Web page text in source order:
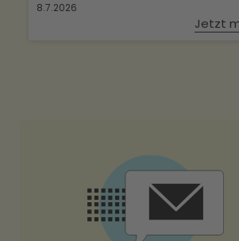
8.7.2026
Jetzt